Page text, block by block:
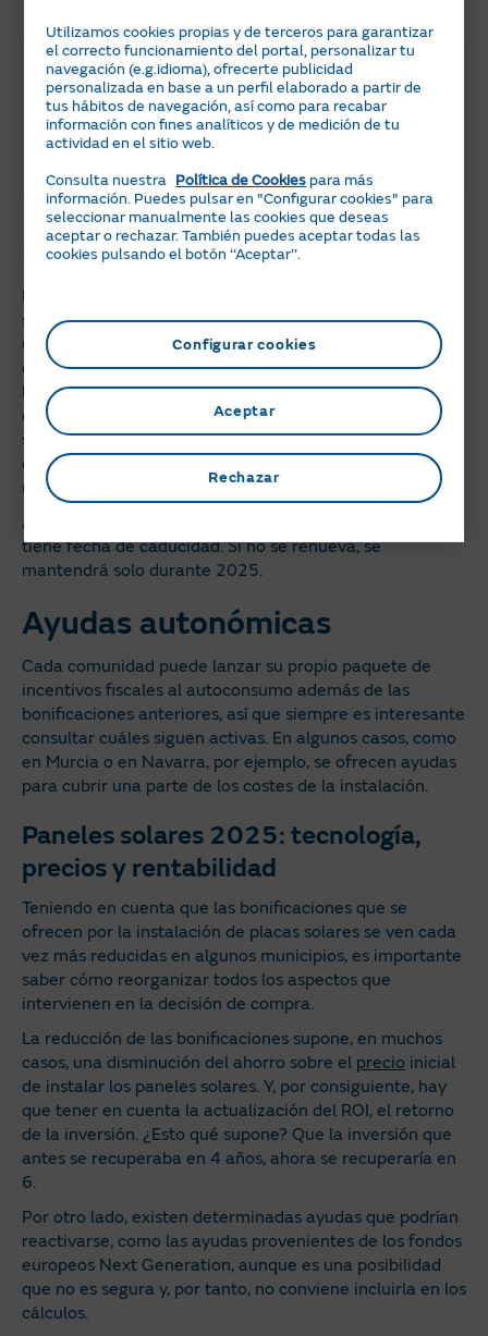
Ahorra con la
energía del sol
Calcula tu ahorro
Deducción en el IRPF
En el caso de la bonificación en el IRPF, sucede algo
similar. Hasta 2025, era posible reducir entre un 20% y
un 60% dependiendo del objetivo de eficiencia y del tipo
de propiedad. Sin embargo, actualmente la única
bonificación que queda vigente en el IRPF es una
deducción de hasta el 60% en caso de que la instalación
se realice antes del 31 de diciembre de 2025, y siempre
que se produzca una reducción del consumo de energía
no renovable del 30%.
Además, cabe destacar que esta bonificación también
tiene fecha de caducidad. Si no se renueva, se
mantendrá solo durante 2025.
Ayudas autonómicas
Cada comunidad puede lanzar su propio paquete de
incentivos fiscales al autoconsumo además de las
bonificaciones anteriores, así que siempre es interesante
consultar cuáles siguen activas. En algunos casos, como
en Murcia o en Navarra, por ejemplo, se ofrecen ayudas
para cubrir una parte de los costes de la instalación.
Paneles solares 2025: tecnología,
precios y rentabilidad
Teniendo en cuenta que las bonificaciones que se
ofrecen por la instalación de placas solares se ven cada
vez más reducidas en algunos municipios, es importante
saber cómo reorganizar todos los aspectos que
intervienen en la decisión de compra.
La reducción de las bonificaciones supone, en muchos
casos, una disminución del ahorro sobre el precio inicial
de instalar los paneles solares. Y, por consiguiente, hay
que tener en cuenta la actualización del ROI, el retorno
de la inversión. ¿Esto qué supone? Que la inversión que
antes se recuperaba en 4 años, ahora se recuperaría en
6.
Por otro lado, existen determinadas ayudas que podrían
reactivarse, como las ayudas provenientes de los fondos
europeos Next Generation, aunque es una posibilidad
que no es segura y, por tanto, no conviene incluirla en los
cálculos.
Utilizamos cookies propias y de terceros para garantizar
el correcto funcionamiento del portal, personalizar tu
navegación (e.g.idioma), ofrecerte publicidad
personalizada en base a un perfil elaborado a partir de
tus hábitos de navegación, así como para recabar
información con fines analíticos y de medición de tu
actividad en el sitio web.
Consulta nuestra Política de Cookies para más
información. Puedes pulsar en "Configurar cookies" para
seleccionar manualmente las cookies que deseas
aceptar o rechazar. También puedes aceptar todas las
cookies pulsando el botón ‘‘Aceptar’’.
Configurar cookies
Rechazar
Aceptar